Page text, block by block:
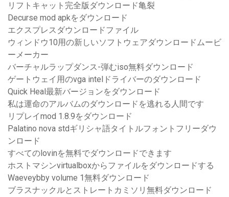
リフトキャット完全版ダウンロード亀裂
Decurse mod apkをダウンロード
エクスプレスダウンロードファイル
ウィンドウ10用の新しいソフトウェアダウンロードムービ
ーメーカー
バーチャルラップダンス-弾むiso無料ダウンロード
ゲートウェイ用のvga intelドライバーのダウンロード
Quick Heal最新バージョンをダウンロード
私は運命のアルバムのダウンロードを逃れる人間です
リプレイmod 1.8.9をダウンロード
Palatino nova s​​tdギリシャ語タイトルフォントフリーダウ
ンロード
すべてのlovinを無料でダウンロードできます
ホストマシンvirtualboxからファイルをダウンロードする
Waeveybby volume 1無料ダウンロード
ブラスナックルとストレートカミソリ無料ダウンロード